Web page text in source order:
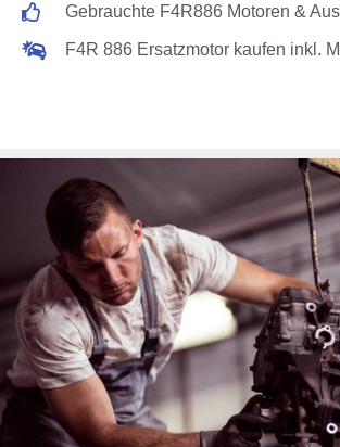
Gebrauchte F4R886 Motoren &
F4R 886 Ersatzmotor kaufen inkl.